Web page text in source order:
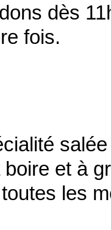
dès
fois.
et à
les